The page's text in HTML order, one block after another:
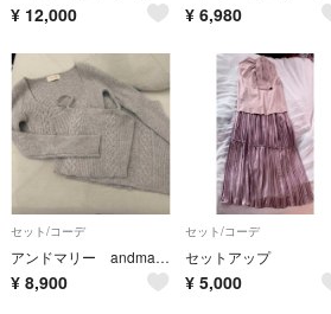
¥ 12,000 ¥ 6,980
セット/コーデ
アンドマリー andmary ニット セットアップ
¥ 8,900
セット/コーデ
セットアップ
¥ 5,000